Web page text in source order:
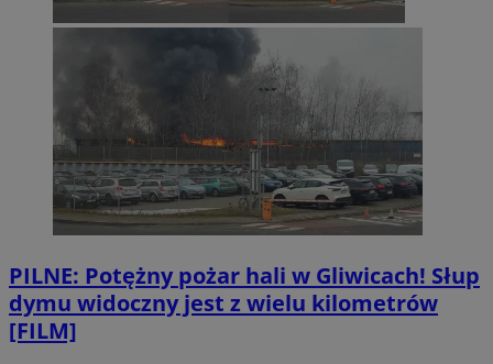
PILNE: Potężny pożar hali w Gliwicach! Słup
dymu widoczny jest z wielu kilometrów
[FILM]